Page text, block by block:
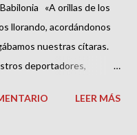
«A orillas de los
llorando, acordándonos
nuestras cítaras.
deportadores,
de Yahvé en un país
LEER MÁS